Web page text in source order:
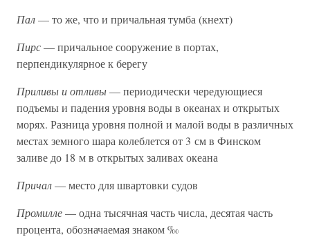
Пал— то же, что и причальная тумба (кнехт)
Пирс— причальное сооружение в портах,
перпендикулярное к берегу
Приливы и отливы— периодически чередующиеся
подъемы и падения уровня воды в океанах и открытых
морях. Разница уровня полной и малой воды в различных
местах земного шара колеблется от 3 см в Финском
заливе до 18 м в открытых заливах океана
Причал— место для швартовки судов
Промилле— одна тысячная часть числа, десятая часть
процента, обозначаемая знаком ‰